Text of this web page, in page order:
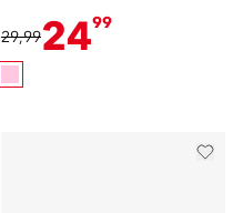
29,992499